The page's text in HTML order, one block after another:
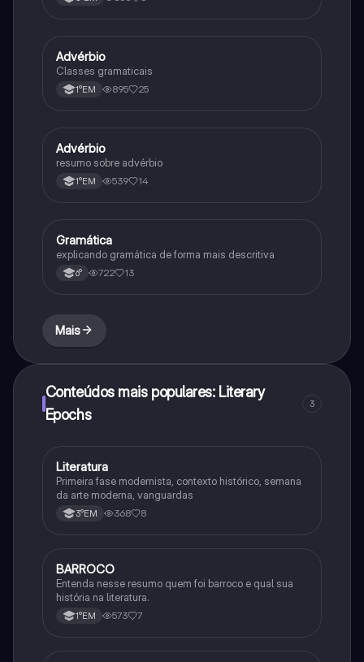
Português
Advérbio
Classes gramaticais
1°EM 895 25
Português
Advérbio
resumo sobre advérbio
1°EM 539 14
Português
Gramática
explicando gramática de forma mais descritiva
6° 722 13
Mais
Conteúdos mais populares: Literary
Epochs
3
Português
Literatura
Primeira fase modernista, contexto histórico, semana
da arte moderna, vanguardas
3°EM 368 8
Português
BARROCO
Entenda nesse resumo quem foi barroco e qual sua
história na literatura.
1°EM 573 7